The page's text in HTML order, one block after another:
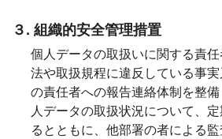
３. 組織的安全管理措置
個人データの取扱いに関する責
法や取扱規程に違反している事
の責任者への報告連絡体制を整
人データの取扱状況について、
るとともに、他部署の者による